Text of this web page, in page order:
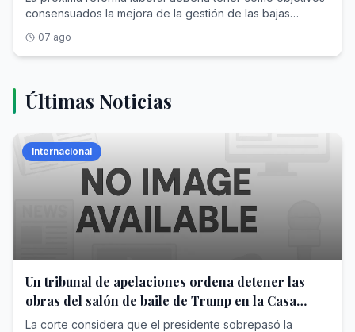
consensuados la mejora de la gestión de las bajas
beneficios de las empresas
07 ago
Últimas Noticias
Internacional
Un tribunal de apelaciones ordena detener las
obras del salón de baile de Trump en la Casa
Blanca
La corte considera que el presidente sobrepasó la